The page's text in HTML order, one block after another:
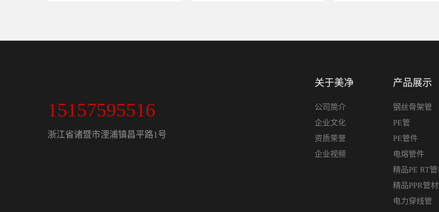
15157595516
浙江省诸暨市浬浦镇昌平路1号
关于美净
公司简介
企业文化
资质荣誉
企业视频
产品展示
钢丝骨架管
PE管
PE管件
电熔管件
精品PE RT
精品PPR管
电力穿线管